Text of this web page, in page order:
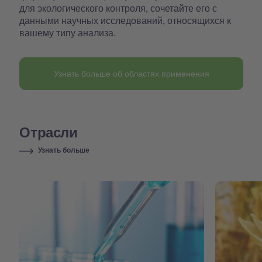
для экологического контроля, сочетайте его с
данными научных исследований, относящихся к
вашему типу анализа.
Узнать больше об областях применения
Отрасли
Узнать больше